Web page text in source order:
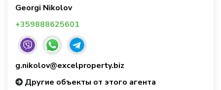
Georgi Nikolov
+359888625601
g.nikolov@excelproperty.biz
Другие объекты от этого агента